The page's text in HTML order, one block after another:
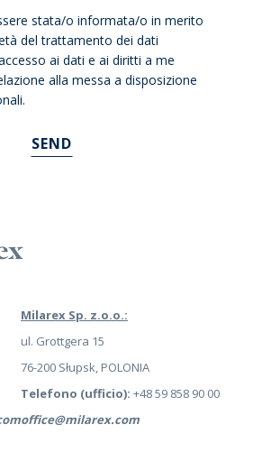
stata/o informata/o in merito
del trattamento dei dati
ai dati e ai diritti a me
alla messa a disposizione
Milarex Sp. z.o.o.:
ul. Grottgera 15
76-200 Słupsk, POLONIA
Telefono (ufficio): +48 59 858 90 00
office@milarex.com